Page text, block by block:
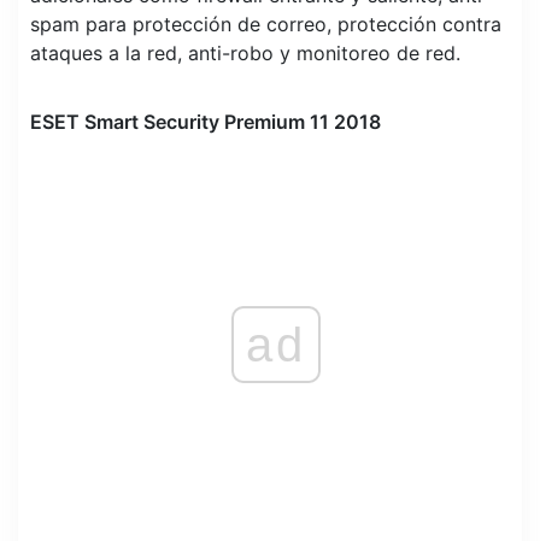
spam para protección de correo, protección contra
ataques a la red, anti-robo y monitoreo de red.
ESET Smart Security Premium 11 2018
ad